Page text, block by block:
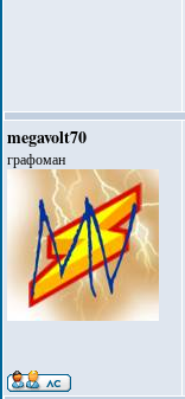
megavolt70
графоман